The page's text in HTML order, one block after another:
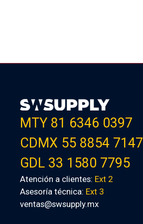
MTY 81 6346 0397
CDMX 55 8854 7147
GDL 33 1580 7795
Atención a clientes: Ext 2
Asesoría técnica: Ext 3
ventas@swsupply.mx